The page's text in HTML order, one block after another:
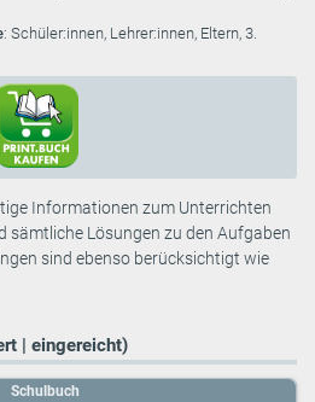
: Schüler:innen, Lehrer:innen, Eltern, 3.
Informationen zum Unterrichten
sämtliche Lösungen zu den Aufgaben
sind ebenso berücksichtigt wie
| eingereicht)
Schulbuch